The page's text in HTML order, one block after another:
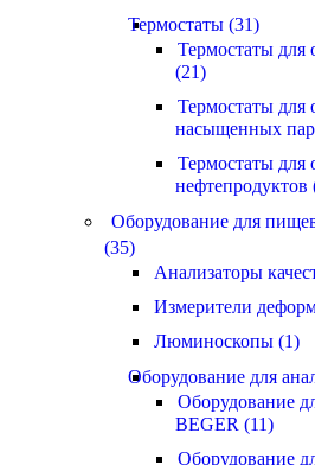
Термостаты (31)
Термостаты для
(21)
Термостаты для
насыщенных
Термостаты для
нефтепродуктов
Оборудование для
(35)
Анализаторы
Измерители
Люминоскопы (1)
Оборудование для
Оборудование
BEGER (11)
Оборудование